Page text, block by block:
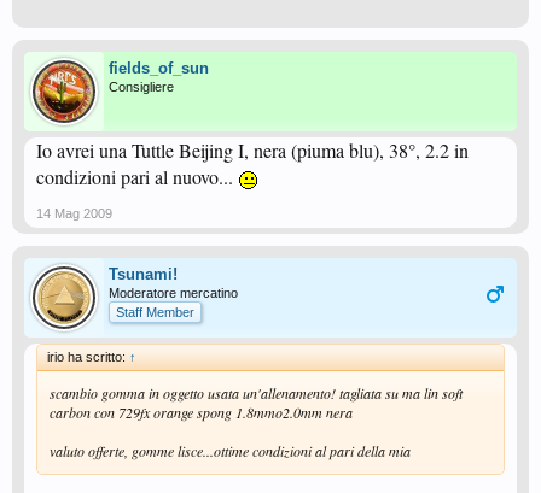
fields_of_sun
Consigliere
Io avrei una Tuttle Beijing I, nera (piuma blu), 38°, 2.2 in
condizioni pari al nuovo...
14 Mag 2009
Tsunami!
Moderatore mercatino
Staff Member
irio ha scritto: ↑
scambio gomma in oggetto usata un'allenamento! tagliata su ma lin soft
carbon con 729fx orange spong 1.8mmo2.0mm nera
valuto offerte, gomme lisce...ottime condizioni al pari della mia